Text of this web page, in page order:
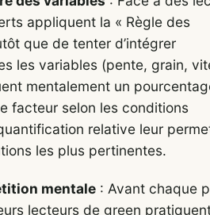
appliquent la « Règle des
que de tenter d’intégrer
les variables (pente, grain,
mentalement un
facteur selon les conditions
relative leur
les plus pertinentes.
mentale : Avant chaque
lecteurs de green